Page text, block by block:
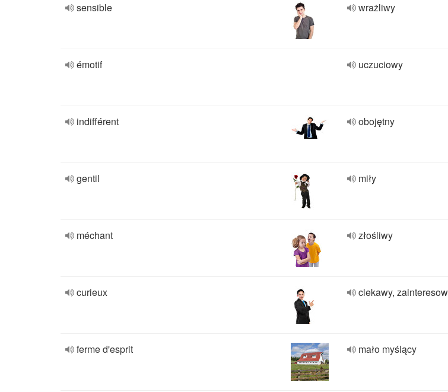
sensible wrażliwy
émotif uczuciowy
indifférent obojętny
gentil miły
méchant złośliwy
curieux ciekawy,
ferme d'esprit mało myślący